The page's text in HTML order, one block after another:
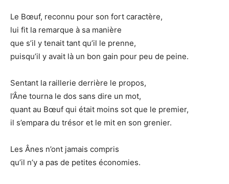
Le Bœuf, reconnu pour son fort caractère,
lui fit la remarque à sa manière
que s’il y tenait tant qu’il le prenne,
puisqu’il y avait là un bon gain pour peu de peine.
Sentant la raillerie derrière le propos,
l’Âne tourna le dos sans dire un mot,
quant au Bœuf qui était moins sot que le premier,
il s’empara du trésor et le mit en son grenier.
Les Ânes n’ont jamais compris
qu’il n’y a pas de petites économies.